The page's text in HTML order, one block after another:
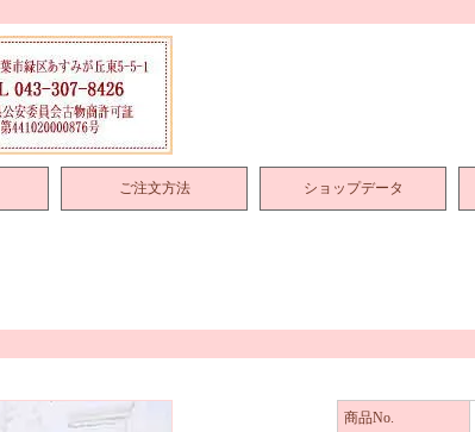
ご注文方法 ショップデータ
商品No.